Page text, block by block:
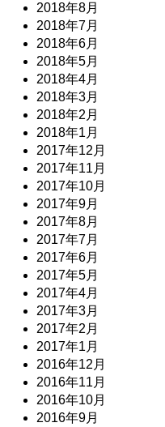
2018年8月
2018年7月
2018年6月
2018年5月
2018年4月
2018年3月
2018年2月
2018年1月
2017年12月
2017年11月
2017年10月
2017年9月
2017年8月
2017年7月
2017年6月
2017年5月
2017年4月
2017年3月
2017年2月
2017年1月
2016年12月
2016年11月
2016年10月
2016年9月